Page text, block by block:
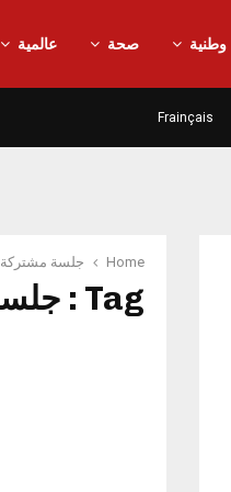
وطنية صحة عالمية
Frainçais
Home جلسة مشتركة
Tag : جلسة مشتركة